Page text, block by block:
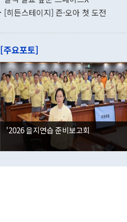
"우리
관은
이 9월
며 "정
은 "그
잘랐
않았
사합
권이
뒤 "여
부의
를 거
련 부
하고
기록
로 전
는 배
였던
인의
각각
국인
감소
경신
분기
다. 내
다.
[히든스테이지] 즌·오아 첫 도전
[주요포토]
'2026 을지연습 준비보고회